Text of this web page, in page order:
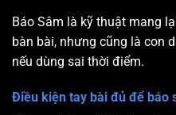
Báo Sâm là kỹ thuật mang
bàn bài, nhưng cũng là con
nếu dùng sai thời điểm.
Điều kiện tay bài đủ để báo